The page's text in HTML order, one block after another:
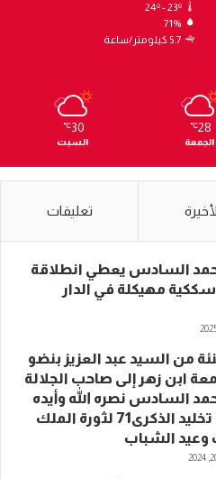
24º - 23º
71%
5.7 كيلومتر/ساعة
28
℃
الجمعة
30
℃
السبت
تعليقات
السادس يعطي انطلاقة
مهيكلة في الدار
من السيد عبد العزيز بنضو
ابن زهر إلى صاحب الجلالة
السادس نصره الله وأيده
بمناسبة تخليد الذكرى71 لثورة الملك
الشباب